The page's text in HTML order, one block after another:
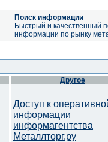
Поиск информации
Быстрый и качественный
информации по рынку
Другое
Доступ к
информации
информагентства
Металлторг.ру